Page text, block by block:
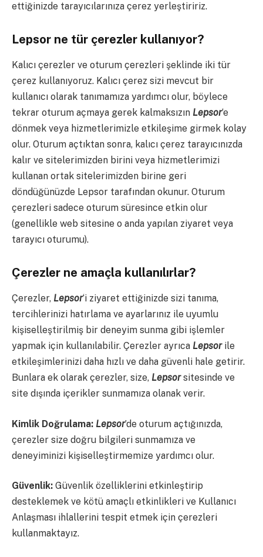
ettiğinizde tarayıcılarınıza çerez yerleştiririz.
Lepsor ne tür çerezler kullanıyor?
Kalıcı çerezler ve oturum çerezleri şeklinde iki tür
çerez kullanıyoruz. Kalıcı çerez sizi mevcut bir
kullanıcı olarak tanımamıza yardımcı olur, böylece
tekrar oturum açmaya gerek kalmaksızın Lepsor‘e
dönmek veya hizmetlerimizle etkileşime girmek kolay
olur. Oturum açtıktan sonra, kalıcı çerez tarayıcınızda
kalır ve sitelerimizden birini veya hizmetlerimizi
kullanan ortak sitelerimizden birine geri
döndüğünüzde Lepsor tarafından okunur. Oturum
çerezleri sadece oturum süresince etkin olur
(genellikle web sitesine o anda yapılan ziyaret veya
tarayıcı oturumu).
Çerezler ne amaçla kullanılırlar?
Çerezler, Lepsor‘i ziyaret ettiğinizde sizi tanıma,
tercihlerinizi hatırlama ve ayarlarınız ile uyumlu
kişiselleştirilmiş bir deneyim sunma gibi işlemler
yapmak için kullanılabilir. Çerezler ayrıca Lepsorile
etkileşimlerinizi daha hızlı ve daha güvenli hale getirir.
Bunlara ek olarak çerezler, size, Lepsorsitesinde ve
site dışında içerikler sunmamıza olanak verir.
Kimlik Doğrulama: Lepsor’de oturum açtığınızda,
çerezler size doğru bilgileri sunmamıza ve
deneyiminizi kişiselleştirmemize yardımcı olur.
Güvenlik: Güvenlik özelliklerini etkinleştirip
desteklemek ve kötü amaçlı etkinlikleri ve Kullanıcı
Anlaşması ihlallerini tespit etmek için çerezleri
kullanmaktayız.